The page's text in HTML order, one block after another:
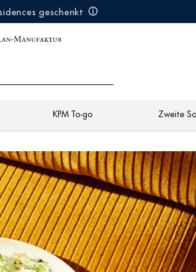
geschenkt
KPM To-go Zweite